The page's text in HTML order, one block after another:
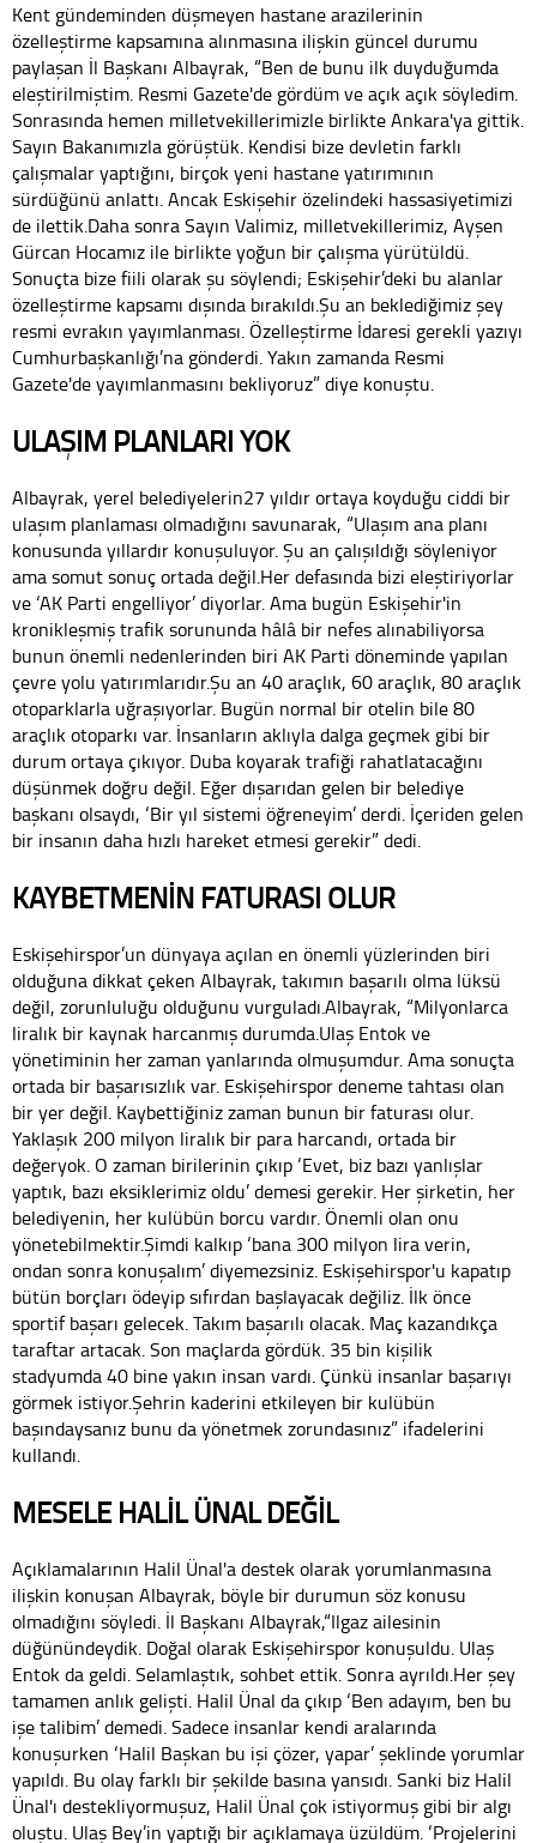
Kent gündeminden düşmeyen hastane arazilerinin
özelleştirme kapsamına alınmasına ilişkin güncel durumu
paylaşan İl Başkanı Albayrak, “Ben de bunu ilk duyduğumda
eleştirilmiştim. Resmi Gazete'de gördüm ve açık açık söyledim.
Sonrasında hemen milletvekillerimizle birlikte Ankara'ya gittik.
Sayın Bakanımızla görüştük. Kendisi bize devletin farklı
çalışmalar yaptığını, birçok yeni hastane yatırımının
sürdüğünü anlattı. Ancak Eskişehir özelindeki hassasiyetimizi
de ilettik.Daha sonra Sayın Valimiz, milletvekillerimiz, Ayşen
Gürcan Hocamız ile birlikte yoğun bir çalışma yürütüldü.
Sonuçta bize fiili olarak şu söylendi; Eskişehir’deki bu alanlar
özelleştirme kapsamı dışında bırakıldı.Şu an beklediğimiz şey
resmi evrakın yayımlanması. Özelleştirme İdaresi gerekli yazıyı
Cumhurbaşkanlığı’na gönderdi. Yakın zamanda Resmi
Gazete'de yayımlanmasını bekliyoruz” diye konuştu.
ULAŞIM PLANLARI YOK
Albayrak, yerel belediyelerin27 yıldır ortaya koyduğu ciddi bir
ulaşım planlaması olmadığını savunarak, “Ulaşım ana planı
konusunda yıllardır konuşuluyor. Şu an çalışıldığı söyleniyor
ama somut sonuç ortada değil.Her defasında bizi eleştiriyorlar
ve ‘AK Parti engelliyor’ diyorlar. Ama bugün Eskişehir'in
kronikleşmiş trafik sorununda hâlâ bir nefes alınabiliyorsa
bunun önemli nedenlerinden biri AK Parti döneminde yapılan
çevre yolu yatırımlarıdır.Şu an 40 araçlık, 60 araçlık, 80 araçlık
otoparklarla uğraşıyorlar. Bugün normal bir otelin bile 80
araçlık otoparkı var. İnsanların aklıyla dalga geçmek gibi bir
durum ortaya çıkıyor. Duba koyarak trafiği rahatlatacağını
düşünmek doğru değil. Eğer dışarıdan gelen bir belediye
başkanı olsaydı, ‘Bir yıl sistemi öğreneyim’ derdi. İçeriden gelen
bir insanın daha hızlı hareket etmesi gerekir” dedi.
KAYBETMENİN FATURASI OLUR
Eskişehirspor’un dünyaya açılan en önemli yüzlerinden biri
olduğuna dikkat çeken Albayrak, takımın başarılı olma lüksü
değil, zorunluluğu olduğunu vurguladı.Albayrak, “Milyonlarca
liralık bir kaynak harcanmış durumda.Ulaş Entok ve
yönetiminin her zaman yanlarında olmuşumdur. Ama sonuçta
ortada bir başarısızlık var. Eskişehirspor deneme tahtası olan
bir yer değil. Kaybettiğiniz zaman bunun bir faturası olur.
Yaklaşık 200 milyon liralık bir para harcandı, ortada bir
değeryok. O zaman birilerinin çıkıp ‘Evet, biz bazı yanlışlar
yaptık, bazı eksiklerimiz oldu’ demesi gerekir. Her şirketin, her
belediyenin, her kulübün borcu vardır. Önemli olan onu
yönetebilmektir.Şimdi kalkıp ‘bana 300 milyon lira verin,
ondan sonra konuşalım’ diyemezsiniz. Eskişehirspor'u kapatıp
bütün borçları ödeyip sıfırdan başlayacak değiliz. İlk önce
sportif başarı gelecek. Takım başarılı olacak. Maç kazandıkça
taraftar artacak. Son maçlarda gördük. 35 bin kişilik
stadyumda 40 bine yakın insan vardı. Çünkü insanlar başarıyı
görmek istiyor.Şehrin kaderini etkileyen bir kulübün
başındaysanız bunu da yönetmek zorundasınız” ifadelerini
kullandı.
MESELE HALİL ÜNAL DEĞİL
Açıklamalarının Halil Ünal'a destek olarak yorumlanmasına
ilişkin konuşan Albayrak, böyle bir durumun söz konusu
olmadığını söyledi. İl Başkanı Albayrak,“Ilgaz ailesinin
düğünündeydik. Doğal olarak Eskişehirspor konuşuldu. Ulaş
Entok da geldi. Selamlaştık, sohbet ettik. Sonra ayrıldı.Her şey
tamamen anlık gelişti. Halil Ünal da çıkıp ‘Ben adayım, ben bu
işe talibim’ demedi. Sadece insanlar kendi aralarında
konuşurken ‘Halil Başkan bu işi çözer, yapar’ şeklinde yorumlar
yapıldı. Bu olay farklı bir şekilde basına yansıdı. Sanki biz Halil
Ünal'ı destekliyormuşuz, Halil Ünal çok istiyormuş gibi bir algı
oluştu. Ulaş Bey’in yaptığı bir açıklamaya üzüldüm. ‘Projelerini